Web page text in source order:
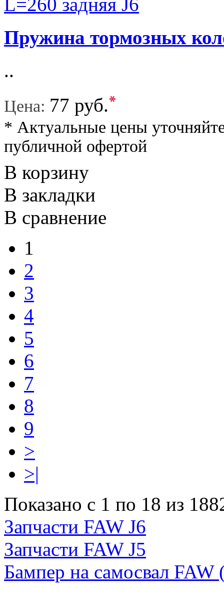
Пружина тормозных
..
Цена: 77 руб.*
* Актуальные цены
публичной офертой
В корзину
В закладки
В сравнение
1
2
3
4
5
6
7
8
9
>
>|
Показано с 1 по 18 из
Запчасти FAW J6
Запчасти FAW J5
Бампер на самосвал